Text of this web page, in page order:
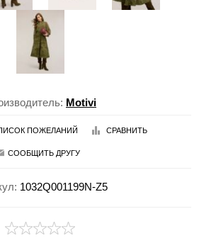
Motivi
ПОЖЕЛАНИЙ СРАВНИТЬ
СООБЩИТЬ ДРУГУ
1032Q001199N-Z5